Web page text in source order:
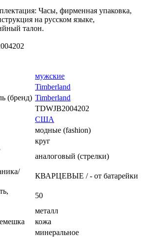
Часы, фирменная упаковка,
на русском языке,
талон.
мужские
Timberland
(бренд) Timberland
TDWJB2004202
США
модные (fashion)
круг
аналоговый (стрелки)
КВАРЦЕВЫЕ / - от батарейки
50
металл
кожа
минеральное